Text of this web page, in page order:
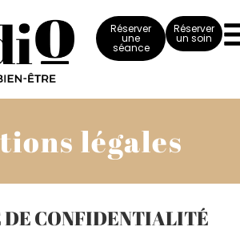
Réserver
une
séance
Réserver
un soin
légales
CONFIDENTIALITÉ